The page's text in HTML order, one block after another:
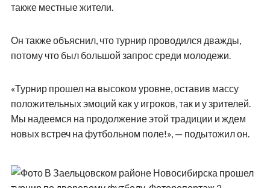
также местные жители.
Он также объяснил, что турнир проводился дважды,
потому что был большой запрос среди молодежи.
«Турнир прошел на высоком уровне, оставив массу
положительных эмоций как у игроков, так и у зрителей.
Мы надеемся на продолжение этой традиции и ждем
новых встреч на футбольном поле!», — подытожил он.